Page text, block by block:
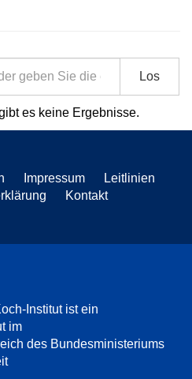
Los
es keine Ergebnisse.
Impressum
Leitlinien
Kontakt
Institut ist ein
im
des Bundesministeriums